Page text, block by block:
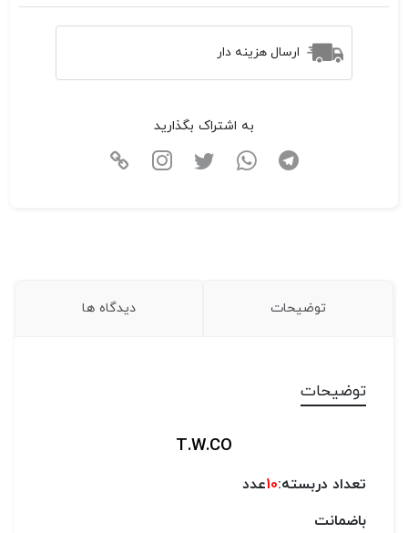
ارسال هزینه دار
به اشتراک بگذارید
توضیحات دیدگاه ها
توضیحات
T.W.CO
تعداد دربسته:10عدد
باضمانت